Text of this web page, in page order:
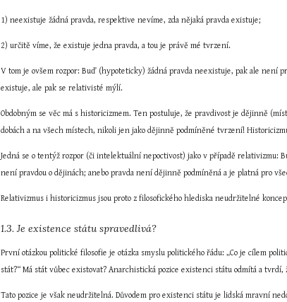
1) neexistuje žádná pravda, respektive nevíme, zda nějaká pravda existuje;
2) určitě víme, že existuje jedna pravda, a tou je právě mé tvrzení.
V tom je ovšem rozpor: Buď (hypoteticky) žádná pravda neexistuje, pak ale není
existuje, ale pak se relativisté mýlí.
Obdobným se věc má s historicizmem. Ten postuluje, že pravdivost je dějinně
dobách a na všech místech, nikoli jen jako dějinně podmíněné tvrzení!
Jedná se o tentýž rozpor (či intelektuální nepoctivost) jako v případě
není pravdou o dějinách; anebo pravda není dějinně podmíněná a je platná pro
Relativizmus i historicizmus jsou proto z filosofického hlediska neudržitelné
1.3. Je existence státu spravedlivá?
První otázkou politické filosofie je otázka smyslu politického řádu: „Co je cílem
stát?“ Má stát vůbec existovat? Anarchistická pozice existenci státu odmítá a
Tato pozice je však neudržitelná. Důvodem pro existenci státu je lidská mravní